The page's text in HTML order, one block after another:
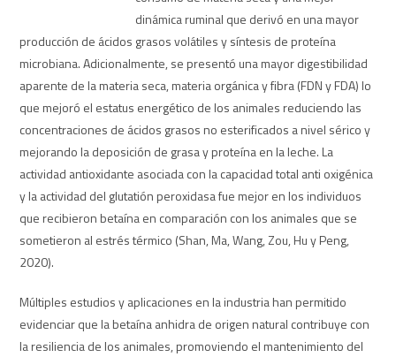
dinámica ruminal que derivó en una mayor
producción de ácidos grasos volátiles y síntesis de proteína
microbiana. Adicionalmente, se presentó una mayor digestibilidad
aparente de la materia seca, materia orgánica y fibra (FDN y FDA) lo
que mejoró el estatus energético de los animales reduciendo las
concentraciones de ácidos grasos no esterificados a nivel sérico y
mejorando la deposición de grasa y proteína en la leche. La
actividad antioxidante asociada con la capacidad total anti oxigénica
y la actividad del glutatión peroxidasa fue mejor en los individuos
que recibieron betaína en comparación con los animales que se
sometieron al estrés térmico (Shan, Ma, Wang, Zou, Hu y Peng,
2020).
Múltiples estudios y aplicaciones en la industria han permitido
evidenciar que la betaína anhidra de origen natural contribuye con
la resiliencia de los animales, promoviendo el mantenimiento del